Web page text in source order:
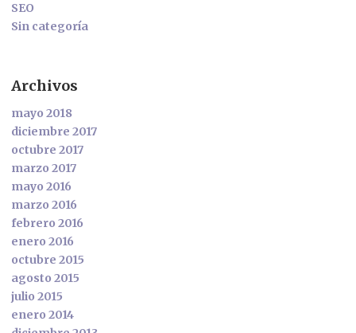
SEO
Sin categoría
Archivos
mayo 2018
diciembre 2017
octubre 2017
marzo 2017
mayo 2016
marzo 2016
febrero 2016
enero 2016
octubre 2015
agosto 2015
julio 2015
enero 2014